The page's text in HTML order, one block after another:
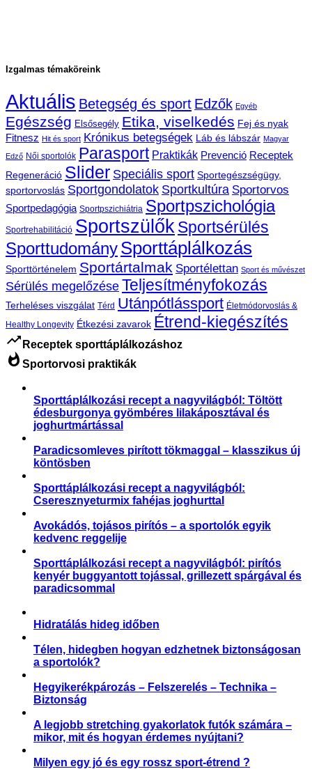
Izgalmas témaköreink
Aktuális Betegség és sport Edzők Egyéb
Egészség Elsősegély Etika, viselkedés Fej és nyak
Fitnesz Hit és sport Krónikus betegségek Láb és lábszár Magyar
Edző Női sportolók Parasport Praktikák Prevenció Receptek
Regeneráció Slider Speciális sport Sportegészségügy,
sportorvoslás Sportgondolatok Sportkultúra Sportorvos
Sportpedagógia Sportpszichiátria Sportpszichológia
Sportrehabilitáció Sportszülők Sportsérülés
SporttudománySporttáplálkozás
Sporttörténelem Sportártalmak Sportélettan Sport és művészet
Sérülés megelőzése Teljesítményfokozás
Terheléses viszgálat Térd Utánpótlássport Életmódorvoslás &
Healthy Longevity Étkezési zavarok Étrend-kiegészítés
trending_up Receptek sporttáplálkozáshoz
whatshot Sportorvosi praktikák
Sporttáplálkozási recept a nagyvilágból: Töltött
édesburgonya gyömbéres lilakáposztával és
joghurtmártással
Paradicsomleves pirított tökmaggal – klasszikus új
köntösben
Sporttáplálkozási recept a nagyvilágból:
Cseresznyeturmix fahéjas joghurttal
Avokádós, tojásos pirítós – a sportolók egyik
kedvenc reggelije
Sporttáplálkozási recept a nagyvilágból: pirítós
kenyér buggyantott tojással, grillezett spárgával és
paradicsommal
Hidratálás hideg időben
Télen, hidegben hogyan edzhetnek biztonságosan
a sportolók?
Hegyikerékpározás – Felszerelés – Technika –
Biztonság
A legjobb stretching gyakorlatok futók számára –
mikor, mit és hogyan érdemes nyújtani?
Milyen egy jó és egy rossz sport-étrend ?